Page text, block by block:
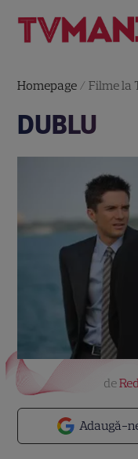
Homepage /Filme la
DUBLU
Adaugă-
de